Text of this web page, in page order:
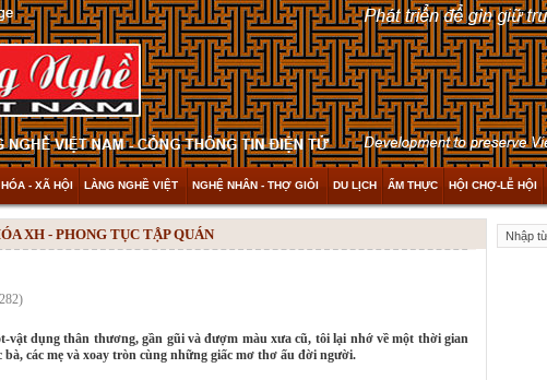
- XÃ HỘI LÀNG NGHỀ VIỆT NGHỆ NHÂN - THỢ GIỎI DU LỊCH ẨM THỰC HỘI CHỢ-LỄ HỘI
XH - PHONG TỤC TẬP QUÁN
vật dụng thân thương, gần gũi và đượm màu xưa cũ, tôi lại nhớ về một thời gian
các mẹ và xoay tròn cùng những giấc mơ thơ ấu đời người.